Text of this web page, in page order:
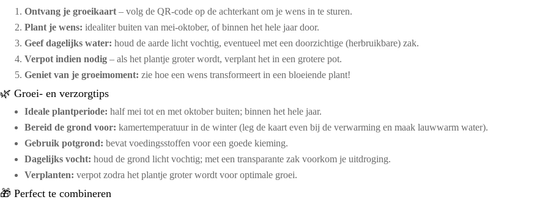
Ontvang je groeikaart – volg de QR-code op de achterkant om je wens in te sturen.
Plant je wens: idealiter buiten van mei‑oktober, of binnen het hele jaar door.
Geef dagelijks water: houd de aarde licht vochtig, eventueel met een doorzichtige (herbruikbare) zak.
Verpot indien nodig – als het plantje groter wordt, verplant het in een grotere pot.
Geniet van je groeimoment: zie hoe een wens transformeert in een bloeiende plant!
🌿 Groei- en verzorgtips
Ideale plantperiode: half mei tot en met oktober buiten; binnen het hele jaar.
Bereid de grond voor: kamertemperatuur in de winter (leg de kaart even bij de verwarming en maak lauwwarm water).
Gebruik potgrond: bevat voedingsstoffen voor een goede kieming.
Dagelijks vocht: houd de grond licht vochtig; met een transparante zak voorkom je uitdroging.
Verplanten: verpot zodra het plantje groter wordt voor optimale groei.
🎁 Perfect te combineren